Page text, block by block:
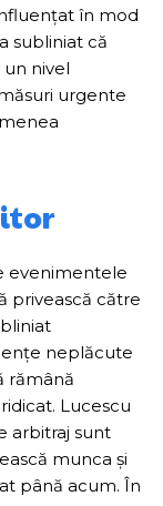
în mod
subliniat că
nivel
urgente
evenimentele
privească către
neplăcute
rămână
Lucescu
arbitraj sunt
munca și
până acum. În